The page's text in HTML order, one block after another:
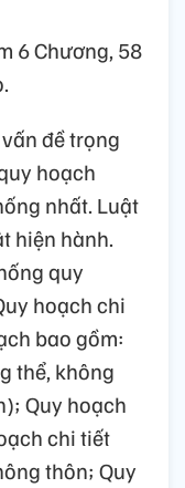
6 Chương, 58
đề trọng
hoạch
nhất. Luật
hiện hành.
quy
hoạch chi
bao gồm:
thể, không
Quy hoạch
chi tiết
thôn; Quy